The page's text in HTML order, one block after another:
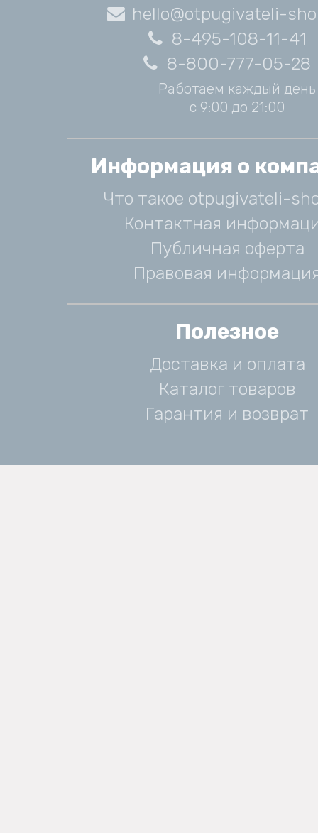
hello@otpugivateli-
8-495-108-11-41
8-800-777-05-28
Работаем каждый день
с 9:00 до 21:00
Информация о
Что такое otpugivateli-
Контактная
Публичная оферта
Правовая
Полезное
Доставка и оплата
Каталог товаров
Гарантия и возврат